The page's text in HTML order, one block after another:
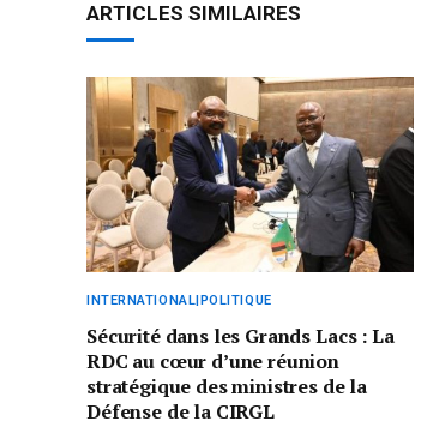
ARTICLES SIMILAIRES
INTERNATIONAL|POLITIQUE
Sécurité dans les Grands Lacs : La
RDC au cœur d’une réunion
stratégique des ministres de la
Défense de la CIRGL